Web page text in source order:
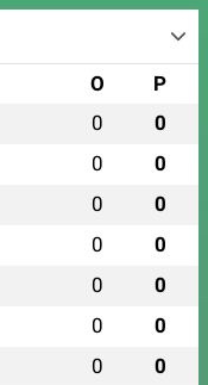
O P
0 0
0 0
0 0
0 0
0 0
0 0
0 0